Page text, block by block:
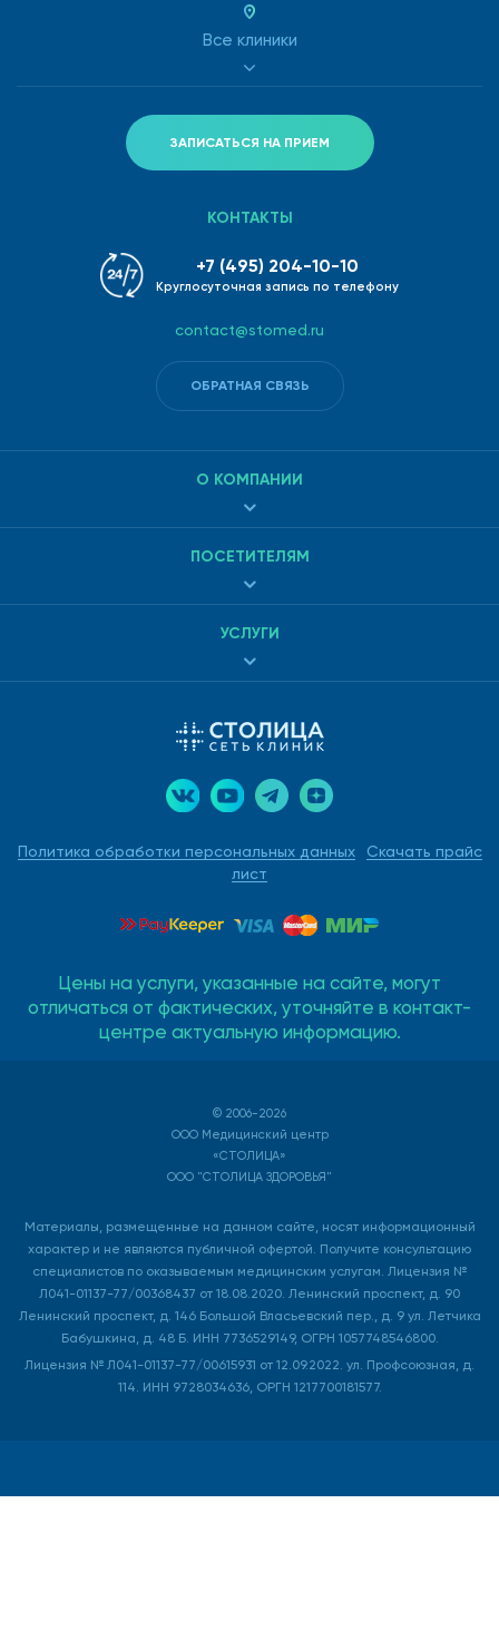
Все клиники
ЗАПИСАТЬСЯ НА ПРИЕМ
Политика обработки персональных данных
Скачать прайс
лист
О КОМПАНИИ
ПОСЕТИТЕЛЯМ
УСЛУГИ
КОНТАКТЫ
+7 (495) 204-10-10
Круглосуточная запись по телефону
contact@stomed.ru
ОБРАТНАЯ СВЯЗЬ
Цены на услуги, указанные на сайте, могут
отличаться от фактических, уточняйте в контакт-
центре актуальную информацию.
© 2006-2026
ООО Медицинский центр
«СТОЛИЦА»
ООО "СТОЛИЦА ЗДОРОВЬЯ"
Материалы, размещенные на данном сайте, носят информационный
характер и не являются публичной офертой. Получите консультацию
специалистов по оказываемым медицинским услугам. Лицензия №
Л041-01137-77/00368437 от 18.08.2020. Ленинский проспект, д. 90
Ленинский проспект, д. 146 Большой Власьевский пер., д. 9 ул. Летчика
Бабушкина, д. 48 Б. ИНН 7736529149, ОГРН 1057748546800.
Лицензия № Л041-01137-77/00615931 от 12.09.2022. ул. Профсоюзная, д.
114. ИНН 9728034636, ОРГН 1217700181577.